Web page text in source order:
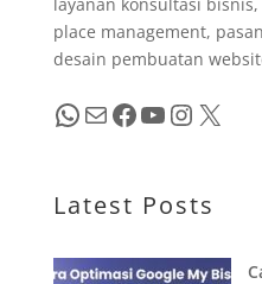
place management,
desain pembuatan
WhatsApp Mail Facebook YouTube InstagramX
Latest Posts